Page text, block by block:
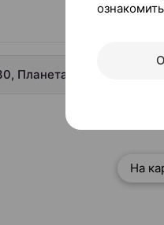
Планета Здоровья 2000
На